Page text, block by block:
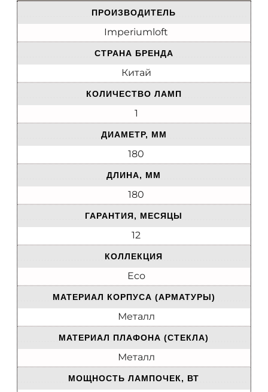
ПРОИЗВОДИТЕЛЬ
Imperiumloft
СТРАНА БРЕНДА
Китай
КОЛИЧЕСТВО ЛАМП
1
ДИАМЕТР, ММ
180
ДЛИНА, ММ
180
ГАРАНТИЯ, МЕСЯЦЫ
12
КОЛЛЕКЦИЯ
Eco
МАТЕРИАЛ КОРПУСА (АРМАТУРЫ)
Металл
МАТЕРИАЛ ПЛАФОНА (СТЕКЛА)
Металл
МОЩНОСТЬ ЛАМПОЧЕК, ВТ